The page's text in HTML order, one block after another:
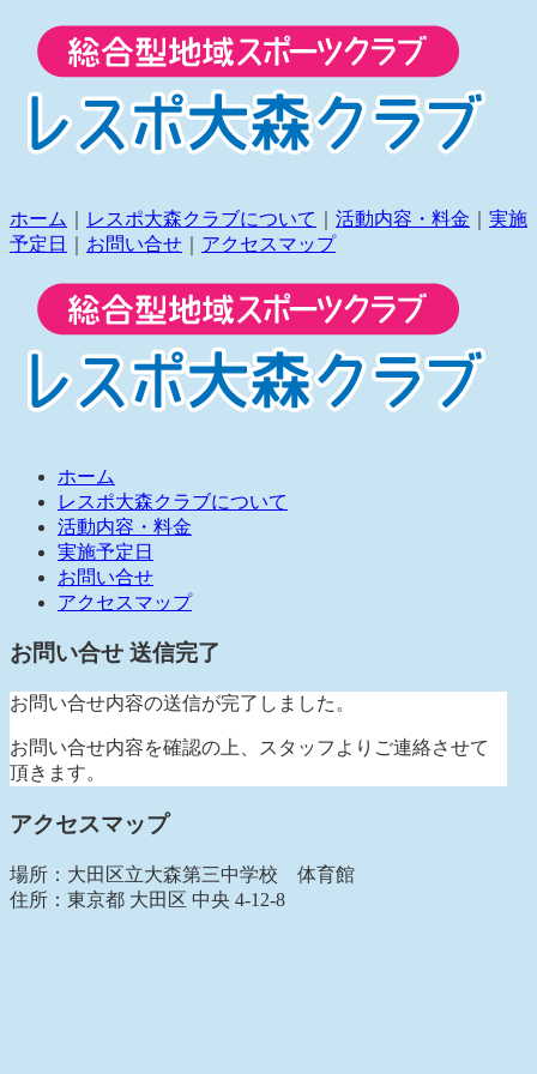
ホーム レスポ大森クラブについて 活動内容・料金
実施
予定日
お問い合せ アクセスマップ
ホーム
レスポ大森クラブについて
活動内容・料金
実施予定日
お問い合せ
アクセスマップ
お問い合せ 送信完了
お問い合せ内容の送信が完了しました。
お問い合せ内容を確認の上、スタッフよりご連絡させて
頂きます。
アクセスマップ
場所：大田区立大森第三中学校 体育館
住所：東京都 大田区 中央 4-12-8